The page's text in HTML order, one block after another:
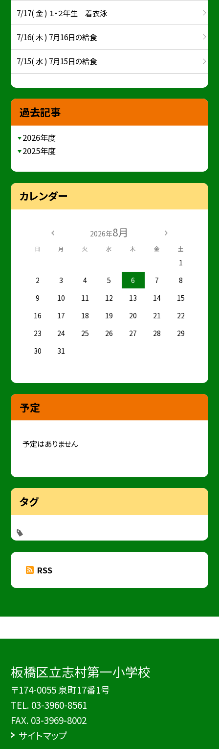
7/17( 金 ) １・２年生 着衣泳
7/16( 木 ) 7月16日の給食
7/15( 水 ) 7月15日の給食
過去記事
2026年度
2025年度
カレンダー
2026年8月
日 月 火 水 木 金 土
1
2
3 4 5 6 7
8
9
10 11 12 13 14
15
16
17 18 19 20 21
22
23
24 25 26 27 28
29
30
31
予定
予定はありません
タグ
RSS
板橋区立志村第一小学校
〒174-0055 泉町17番1号
TEL. 03-3960-8561
FAX. 03-3969-8002
サイトマップ